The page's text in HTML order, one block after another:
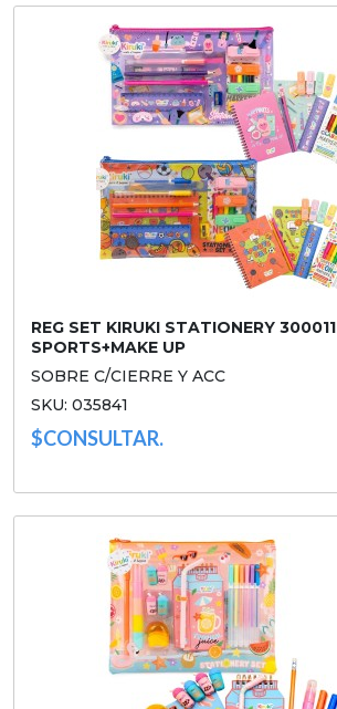
REG SET KIRUKI STATIONERY 300011
SPORTS+MAKE UP
SOBRE C/CIERRE Y ACC
SKU: 035841
$CONSULTAR.